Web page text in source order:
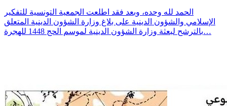
الحمد لله وحده، وبعد فقد اطلعت الجمعية التونسية للتفكير
الإسلامي والشؤون الدينية على بلاغ وزارة الشؤون الدينية المتعلق
بالترشح لبعثة وزارة الشؤون الدينية لموسم الحج 1448 للهجرة…